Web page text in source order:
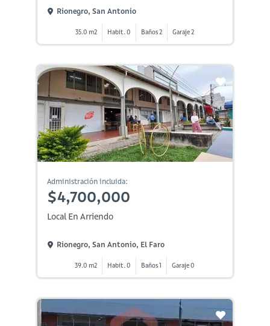
Rionegro, San Antonio
35.0 m2 Habit. 0 Baños 2 Garaje 2
Administración incluida:
$4,700,000
Local En Arriendo
Rionegro, San Antonio, El Faro
39.0 m2 Habit. 0 Baños 1 Garaje 0